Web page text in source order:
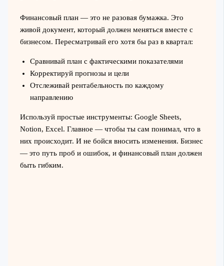
Финансовый план — это не разовая бумажка. Это
живой документ, который должен меняться вместе с
бизнесом. Пересматривай его хотя бы раз в квартал:
Сравнивай план с фактическими показателями
Корректируй прогнозы и цели
Отслеживай рентабельность по каждому
направлению
Используй простые инструменты: Google Sheets,
Notion, Excel. Главное — чтобы ты сам понимал, что в
них происходит. И не бойся вносить изменения. Бизнес
— это путь проб и ошибок, и финансовый план должен
быть гибким.